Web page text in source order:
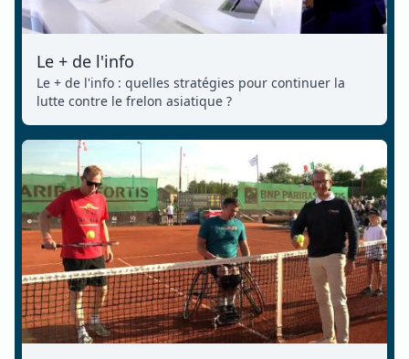
Le + de l'info
Le + de l'info : quelles stratégies pour continuer la
lutte contre le frelon asiatique ?